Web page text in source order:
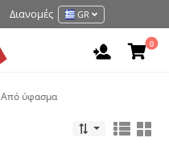
Διανομές GR
0
Από ύφασμα